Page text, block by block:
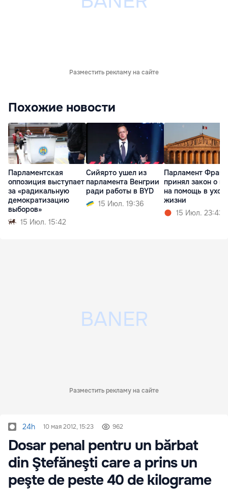
Разместить рекламу на сайте
Похожие новости
Парламентская
оппозиция выступает
за «радикальную
демократизацию
выборов»
15 Июл. 15:42
Сийярто ушел из
парламента Венгрии
ради работы в BYD
15 Июл. 19:36
Парламент
принял закон о
на помощь в
жизни
15 Июл. 23:43
Разместить рекламу на сайте
24h 10 мая 2012, 15:23 962
Dosar penal pentru un bărbat
din Ştefăneşti care a prins un
peşte de peste 40 de kilograme